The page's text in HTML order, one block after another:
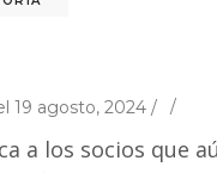
19 agosto, 2024 /
a los socios que